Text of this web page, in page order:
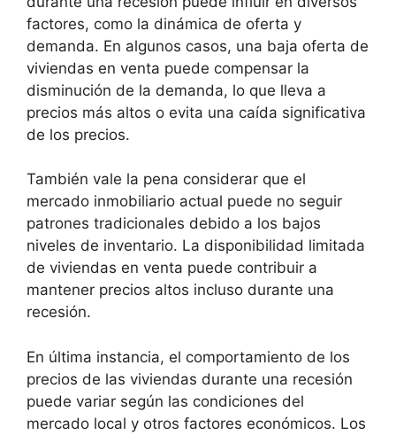
factores, como la dinámica de oferta y
demanda. En algunos casos, una baja oferta de
viviendas en venta puede compensar la
disminución de la demanda, lo que lleva a
precios más altos o evita una caída significativa
de los precios.
También vale la pena considerar que el
mercado inmobiliario actual puede no seguir
patrones tradicionales debido a los bajos
niveles de inventario. La disponibilidad limitada
de viviendas en venta puede contribuir a
mantener precios altos incluso durante una
recesión.
En última instancia, el comportamiento de los
precios de las viviendas durante una recesión
puede variar según las condiciones del
mercado local y otros factores económicos. Los